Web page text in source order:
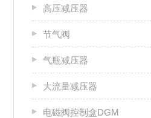
高压减压器
节气阀
气瓶减压器
大流量减压器
电磁阀控制盒DGM